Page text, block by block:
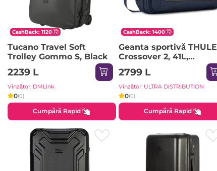
CashBack: 1120
Tucano Travel Soft
Trolley Gommo S, Black
2239 L
Vînzător: DMLink
0(0)
Cumpără Rapid
CashBack: 1400
Geanta sportivă THULE
Crossover 2, 41L,
Albastru
2799 L
Vînzător: ULTRA DISTRIBUTION
0(0)
Cumpără Rapid